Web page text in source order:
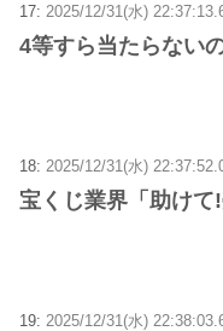
17: 2025/12/31(水)
4等すら当たらない
18: 2025/12/31(水)
宝くじ業界「助けて
19: 2025/12/31(水)